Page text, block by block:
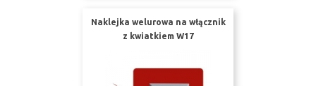
Naklejka welurowa na włącznik
z kwiatkiem W17